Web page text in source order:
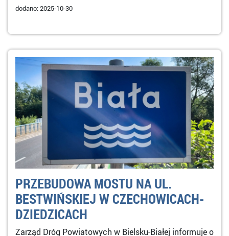
dodano: 2025-10-30
PRZEBUDOWA MOSTU NA UL.
BESTWIŃSKIEJ W CZECHOWICACH-
DZIEDZICACH
Zarząd Dróg Powiatowych w Bielsku-Białej informuje o